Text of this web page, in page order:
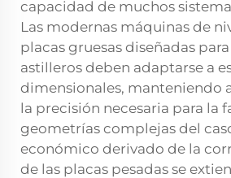
capacidad de muchos
Las modernas máquinas de
placas gruesas diseñadas
astilleros deben adaptarse a
dimensionales, manteniendo
la precisión necesaria para la
geometrías complejas del
económico derivado de la
de las placas pesadas se